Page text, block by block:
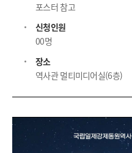
포스터 참고
신청인원
00명
장소
역사관 멀티미디어실(6층)